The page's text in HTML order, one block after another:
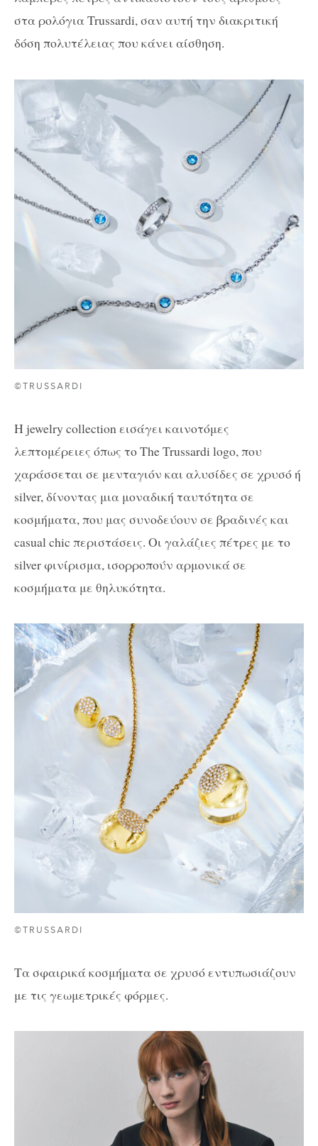
στα ρολόγια Trussardi, σαν αυτή την διακριτική
δόση πολυτέλειας που κάνει αίσθηση.
©TRUSSARDI
Η jewelry collection εισάγει καινοτόμες
λεπτομέρειες όπως το The Trussardi logo, που
χαράσσεται σε μενταγιόν και αλυσίδες σε χρυσό ή
silver, δίνοντας μια μοναδική ταυτότητα σε
κοσμήματα, που μας συνοδεύουν σε βραδινές και
casual chic περιστάσεις. Οι γαλάζιες πέτρες με το
silver φινίρισμα, ισορροπούν αρμονικά σε
κοσμήματα με θηλυκότητα.
©TRUSSARDI
Τα σφαιρικά κοσμήματα σε χρυσό εντυπωσιάζουν
με τις γεωμετρικές φόρμες.